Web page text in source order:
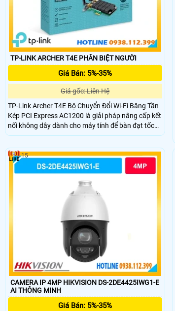
TP-LINK ARCHER T4E PHÂN BIỆT NGƯỜI
Giá Bán: 5%-35%
Giá gốc: Liên Hệ
TP-Link Archer T4E Bộ Chuyển Đổi Wi-Fi Băng Tần
Kép PCI Express AC1200 là giải pháp nâng cấp kết
nối không dây dành cho máy tính để bàn đạt tốc
độ lên đến 1200Mbps, gồm 867Mbps trên băng
năng truy cập Internet nhanh ổn định
CAMERA IP 4MP HIKVISION DS-2DE4425IWG1-E
AI THÔNG MINH
Giá Bán: 5%-35%
15